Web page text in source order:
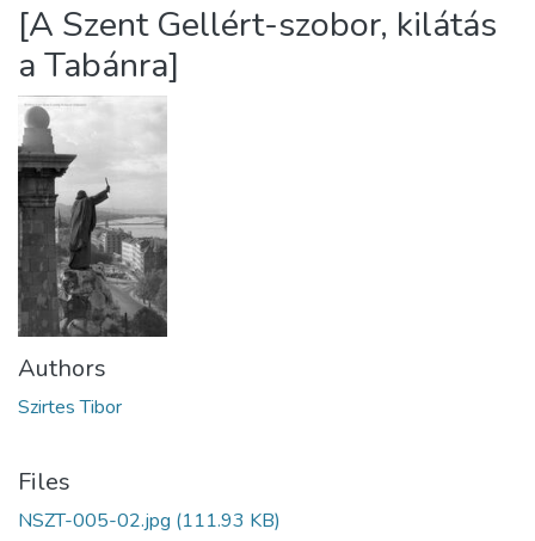
Statistics
About us
[A Szent Gellért-szobor, kilátás
a Tabánra]
Authors
Szirtes Tibor
Files
NSZT-005-02.jpg (111.93 KB)